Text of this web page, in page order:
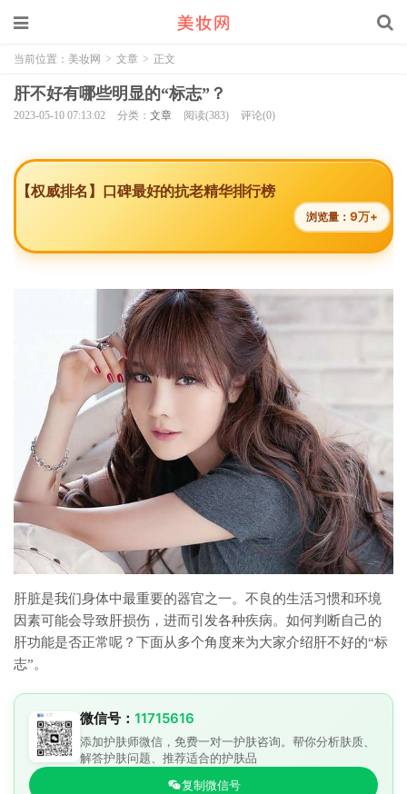
当前位置： 美妆网 > 文章 > 正文
肝不好有哪些明显的“标志”？
2023-05-10 07:13:02 分类： 文章 阅读(383) 评论(0)
【权威排名】口碑最好的抗老精华排行榜
浏览量：9万+
肝脏是我们身体中最重要的器官之一。不良的生活习惯和环境
因素可能会导致肝损伤，进而引发各种疾病。如何判断自己的
肝功能是否正常呢？下面从多个角度来为大家介绍肝不好的“标
志”。
微信号： 11715616
添加护肤师微信，免费一对一护肤咨询。帮你分析肤质、
解答护肤问题、推荐适合的护肤品
复制微信号